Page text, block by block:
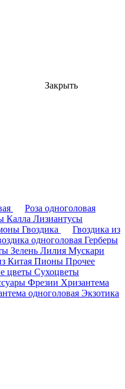
Закрыть
Роза одноголовая
Калла Лизиантусы
Гвоздика
Гвоздика из
одноголовая Герберы
Зелень Лилия Мускари
Китая Пионы Прочее
цветы Сухоцветы
Фрезии Хризантема
одноголовая Экзотика